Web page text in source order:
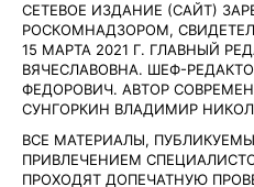
СЕТЕВОЕ ИЗДАНИЕ (САЙТ)
РОСКОМНАДЗОРОМ,
15 МАРТА 2021 Г. ГЛАВНЫЙ
ВЯЧЕСЛАВОВНА. ШЕФ-
ФЕДОРОВИЧ. АВТОР
СУНГОРКИН ВЛАДИМИР
ВСЕ МАТЕРИАЛЫ,
ПРИВЛЕЧЕНИЕМ
ПРОХОДЯТ ДОПЕЧАТНУЮ